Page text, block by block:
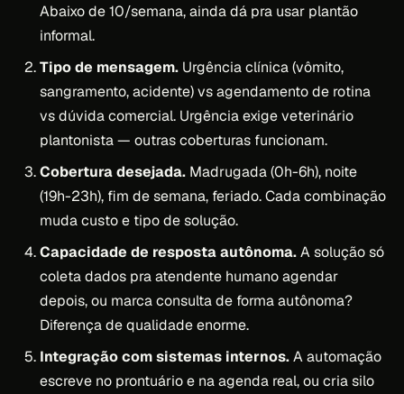
Abaixo de 10/semana, ainda dá pra usar plantão
informal.
Tipo de mensagem. Urgência clínica (vômito,
sangramento, acidente) vs agendamento de rotina
vs dúvida comercial. Urgência exige veterinário
plantonista — outras coberturas funcionam.
Cobertura desejada. Madrugada (0h-6h), noite
(19h-23h), fim de semana, feriado. Cada combinação
muda custo e tipo de solução.
Capacidade de resposta autônoma.A solução só
coleta dados pra atendente humano agendar
depois, ou marca consulta de forma autônoma?
Diferença de qualidade enorme.
Integração com sistemas internos.A automação
escreve no prontuário e na agenda real, ou cria silo